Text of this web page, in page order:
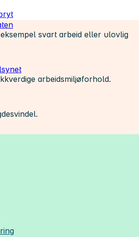
svart arbeid eller ulovlig
arbeidsmiljøforhold.